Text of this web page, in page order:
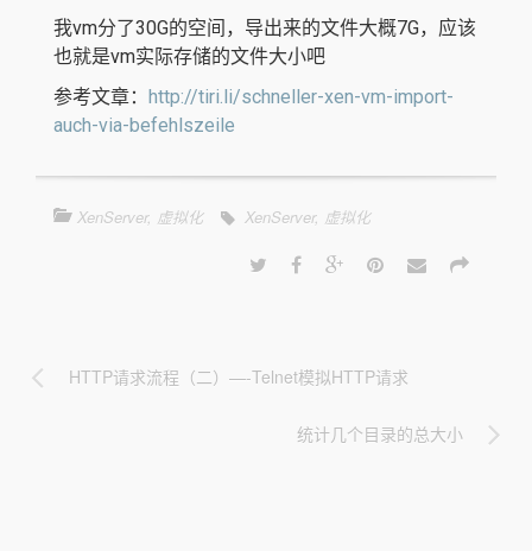
我vm分了30G的空间，导出来的文件大概7G，应该
也就是vm实际存储的文件大小吧
参考文章： http://tiri.li/schneller-xen-vm-import-
auch-via-befehlszeile
XenServer, 虚拟化 XenServer, 虚拟化
HTTP请求流程（二）—-Telnet模拟HTTP请求
统计几个目录的总大小